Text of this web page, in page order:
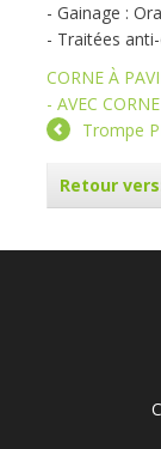
- Gainage :
- Traitées
CORNE À
- AVEC
Trompe
Retour